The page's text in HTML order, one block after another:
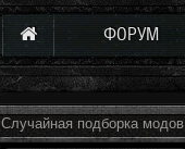
ФОРУМ
Случайная подборка модов